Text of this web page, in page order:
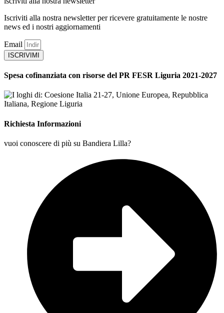
Iscriviti alla nostra newsletter per ricevere gratuitamente le nostre
news ed i nostri aggiornamenti
Email
ISCRIVIMI
Spesa cofinanziata con risorse del PR FESR Liguria 2021-2027
Richiesta Informazioni
vuoi conoscere di più su Bandiera Lilla?